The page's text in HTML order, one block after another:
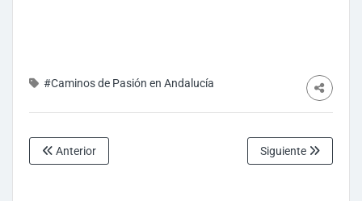
#Caminos de Pasión en Andalucía
Anterior Siguiente